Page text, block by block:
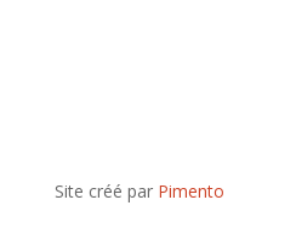
Site créé par Pimento